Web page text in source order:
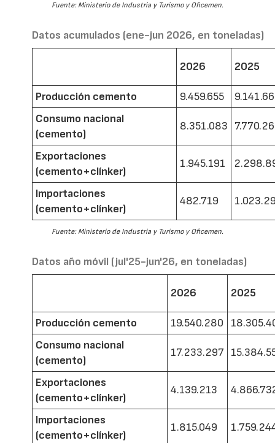
Fuente: Ministerio de Industria y Turismo y Oficemen.
Datos acumulados (ene-jun 2026, en toneladas)
2026 2025
Producción cemento 9.459.655
Consumo nacional
(cemento)
8.351.083
Exportaciones
(cemento+clínker)
1.945.191
Importaciones
(cemento+clínker)
482.719
Fuente: Ministerio de Industria y Turismo y Oficemen.
Datos año móvil (jul'25-jun'26, en toneladas)
2026 2025
Producción cemento 19.540.280
Consumo nacional
(cemento)
17.233.297
Exportaciones
(cemento+clínker)
4.139.213
Importaciones
(cemento+clínker)
1.815.049